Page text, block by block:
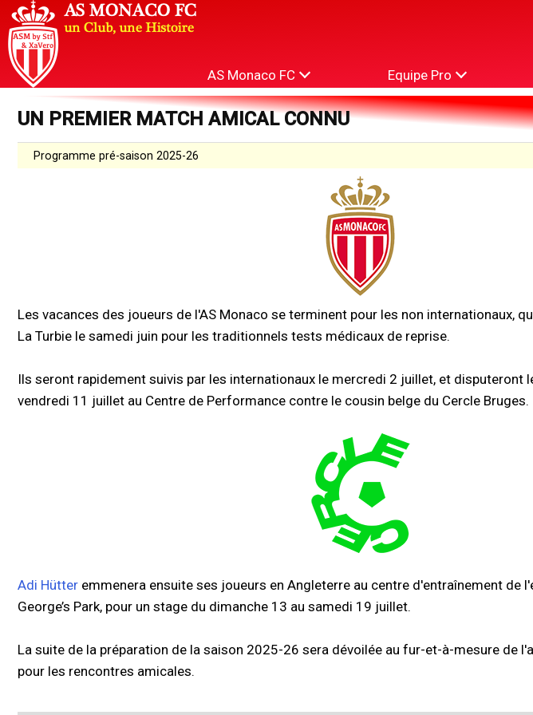
AS Monaco FC Equipe Pro
UN PREMIER MATCH AMICAL CONNU
Programme pré-saison 2025-26
Les vacances des joueurs de l'AS Monaco se terminent pour les non internationaux,
La Turbie le samedi juin pour les traditionnels tests médicaux de reprise.
Ils seront rapidement suivis par les internationaux le mercredi 2 juillet, et disputeront
vendredi 11 juillet au Centre de Performance contre le cousin belge du Cercle Bruges.
Adi Hütter emmenera ensuite ses joueurs en Angleterre au centre d'entraînement de
George’s Park, pour un stage du dimanche 13 au samedi 19 juillet.
La suite de la préparation de la saison 2025-26 sera dévoilée au fur-et-à-mesure de
pour les rencontres amicales.